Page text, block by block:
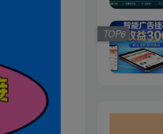
TOP6